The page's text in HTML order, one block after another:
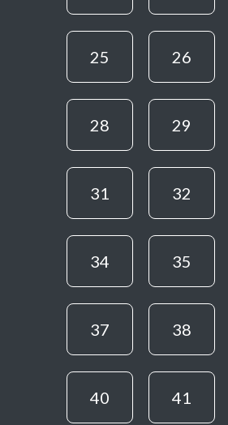
25 26
28 29
31 32
34 35
37 38
40 41